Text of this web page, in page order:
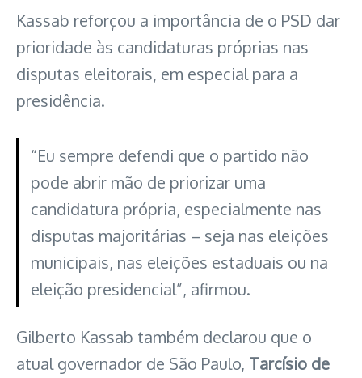
Kassab reforçou a importância de o PSD dar
prioridade às candidaturas próprias nas
disputas eleitorais, em especial para a
presidência.
“Eu sempre defendi que o partido não
pode abrir mão de priorizar uma
candidatura própria, especialmente nas
disputas majoritárias – seja nas eleições
municipais, nas eleições estaduais ou na
eleição presidencial”, afirmou.
Gilberto Kassab também declarou que o
atual governador de São Paulo, Tarcísio de